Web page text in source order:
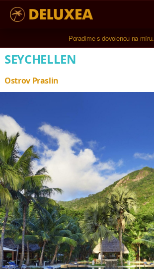
Poradíme s dovolenou na míru.
SEYCHELLEN
Ostrov Praslin